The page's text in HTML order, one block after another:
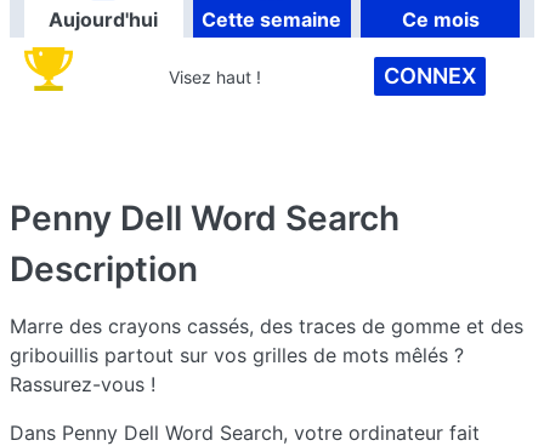
Aujourd'hui Cette semaine Ce mois
Visez haut ! CONNEX
Penny Dell Word Search
Description
Marre des crayons cassés, des traces de gomme et des
gribouillis partout sur vos grilles de mots mêlés ?
Rassurez-vous !
Dans Penny Dell Word Search, votre ordinateur fait